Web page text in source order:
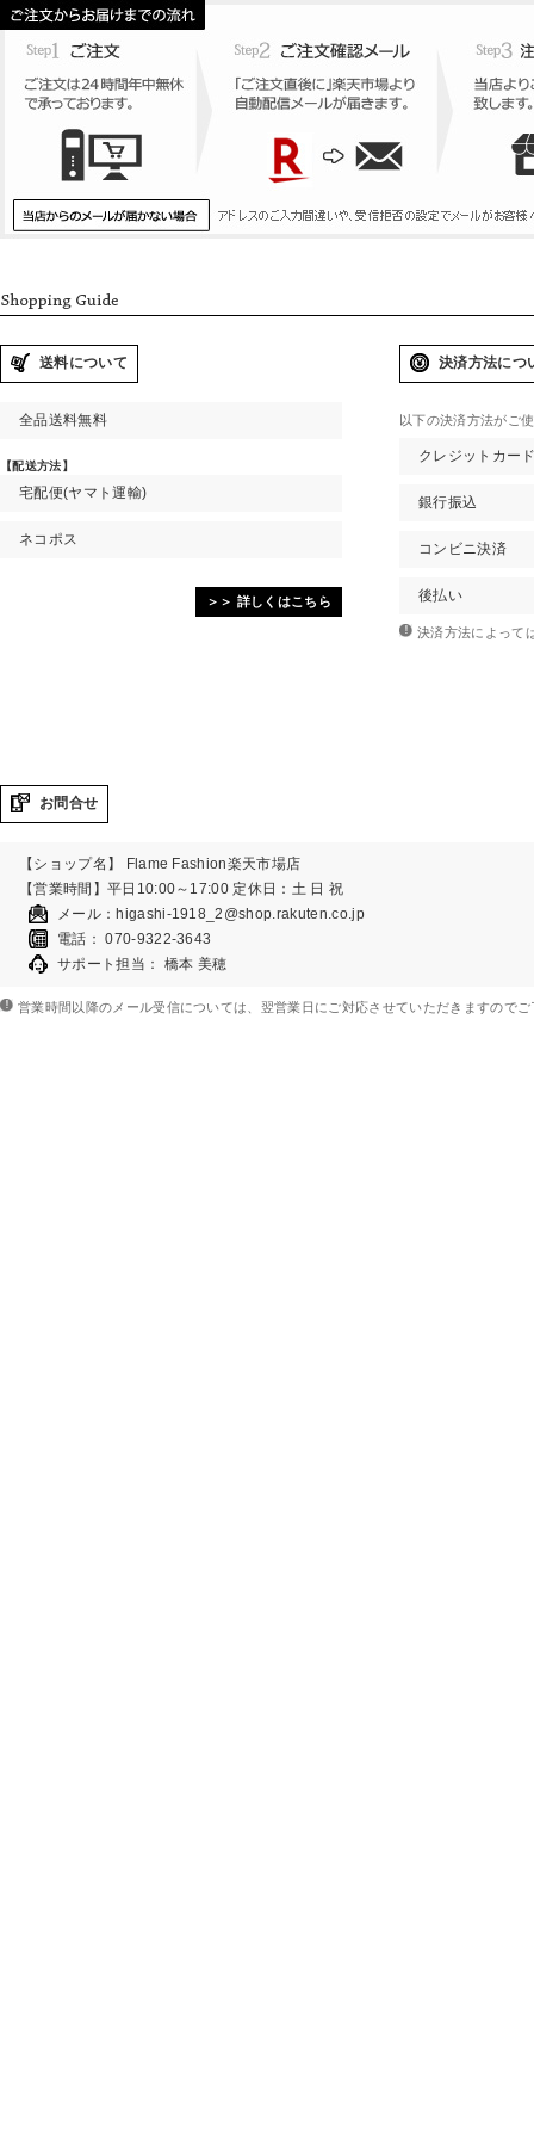
送料について
全品送料無料
【配送方法】
宅配便(ヤマト運輸)
ネコポス
＞＞ 詳しくはこちら
決済方法につ
以下の決済方法がご
クレジットカー
銀行振込
コンビニ決済
後払い
決済方法によって
お問合せ
【ショップ名】 Flame Fashion楽天市場店
【営業時間】平日10:00～17:00 定休日 ：土 日 祝
メール： higashi-1918_2@shop.rakuten.co.jp
電話： 070-9322-3643
サポート担当： 橋本 美穂
営業時間以降のメール受信については、翌営業日にご対応させていただきますので